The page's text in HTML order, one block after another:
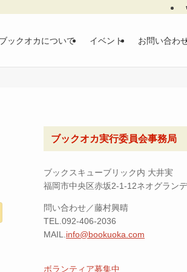
ブックオカについて イベント お問い合わ
ブックオカ実行委員会事務局
ブックスキューブリック内 大井実
福岡市中央区赤坂2-1-12ネオグラン
問い合わせ／藤村興晴
TEL.092-406-2036
MAIL. info@bookuoka.com
ボランティア募集中